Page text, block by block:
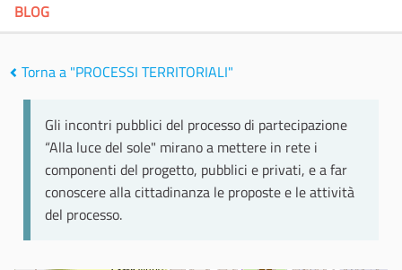
BLOG
Torna a "PROCESSI TERRITORIALI"
Gli incontri pubblici del processo di partecipazione
“Alla luce del sole" mirano a mettere in rete i
componenti del progetto, pubblici e privati, e a far
conoscere alla cittadinanza le proposte e le attività
del processo.